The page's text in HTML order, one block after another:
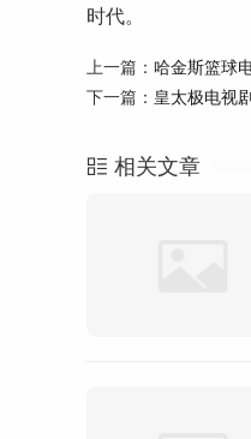
时代。
上一篇： 哈金斯篮球
下一篇： 皇太极电视
相关文章